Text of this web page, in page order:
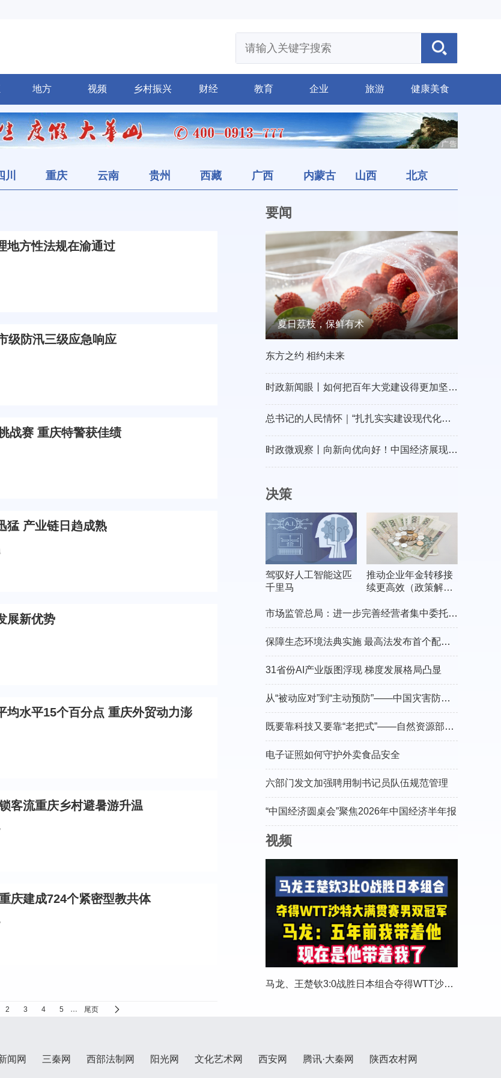
地方 视频 乡村振兴 财经 教育 企业 旅游 健康美食
川 重庆 云南 贵州 西藏 广西 内蒙古 山西 北京
地方性法规在渝通过
级防汛三级应急响应
战赛 重庆特警获佳绩
猛 产业链日趋成熟
展新优势
均水平15个百分点 重庆外贸动力澎
客流重庆乡村避暑游升温
庆建成724个紧密型教共体
2 3 4 5 … 尾页
要闻
夏日荔枝，保鲜有术
东方之约 相约未来
时政新闻眼丨如何把百年大党建设得更加坚强有力？总书记这样部署
总书记的人民情怀｜“扎扎实实建设现代化产业体系”
时政微观察丨向新向优向好！中国经济展现强大韧性和活力
决策
驾驭好人工智能这匹
千里马
推动企业年金转移接
续更高效（政策解
市场监管总局：进一步完善经营者集中委托审查制度
保障生态环境法典实施 最高法发布首个配套司法解释
31省份AI产业版图浮现 梯度发展格局凸显
从“被动应对”到“主动预防”——中国灾害防御协会会长郑国光谈防灾减灾的“硬核”守护
既要靠科技又要靠“老把式”——自然资源部有关负责人介绍“十五五”地灾防治工作
电子证照如何守护外卖食品安全
六部门发文加强聘用制书记员队伍规范管理
“中国经济圆桌会”聚焦2026年中国经济半年报
视频
马龙、王楚钦3:0战胜日本组合夺得WTT沙特大满贯
闻网 三秦网 西部法制网 阳光网 文化艺术网 西安网 腾讯·大秦网
陕西农村网